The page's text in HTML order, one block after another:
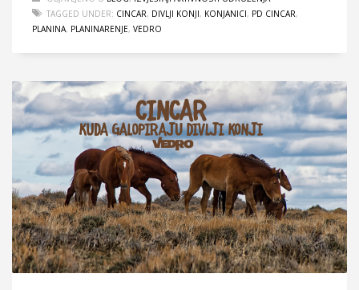
TAGGED UNDER: CINCAR, DIVLJI KONJI, KONJANICI, PD CINCAR,
PLANINA, PLANINARENJE, VEDRO